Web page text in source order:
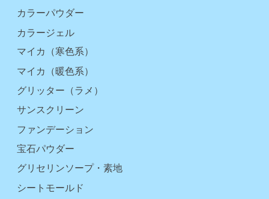
カラーパウダー
カラージェル
マイカ（寒色系）
マイカ（暖色系）
グリッター（ラメ）
サンスクリーン
ファンデーション
宝石パウダー
グリセリンソープ・素地
シートモールド